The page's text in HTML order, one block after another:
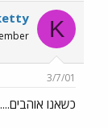
K
3/7/01
כשאנו אוהבים....